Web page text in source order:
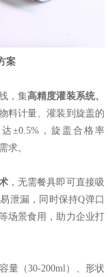
案
，集高精度灌装系统、
料计量、灌装到旋盖的
±0.5%，旋盖合格率
求。
，无需餐具即可直接吸
泄漏，同时保持Q弹口
场景食用，助力企业打
量（30-200ml）、形状